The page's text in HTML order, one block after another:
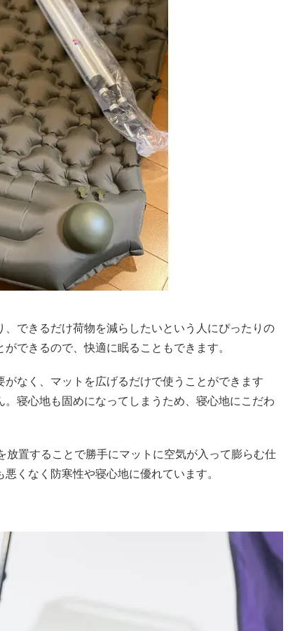
できるだけ荷物を減らしたいという人にぴったりの
できるので、快適に眠ることもできます。
なく、マットを広げるだけで使うことができます
寝心地も固めになってしまうため、寝心地にこだわ
放置することで勝手にマットに空気が入って膨らむ仕
くなく防寒性や寝心地に優れています。